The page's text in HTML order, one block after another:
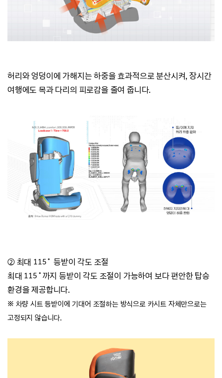
허리와 엉덩이에 가해지는 하중을 효과적으로 분산시켜, 장시간
여행에도 목과 다리의 피로감을 줄여 줍니다.
② 최대 115˚ 등받이 각도 조절
최대 115˚까지 등받이 각도 조절이 가능하여 보다 편안한 탑승
환경을 제공합니다.
※ 차량 시트 등받이에 기대어 조절하는 방식으로 카시트 자체만으로는
고정되지 않습니다.